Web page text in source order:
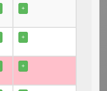
+
+
+